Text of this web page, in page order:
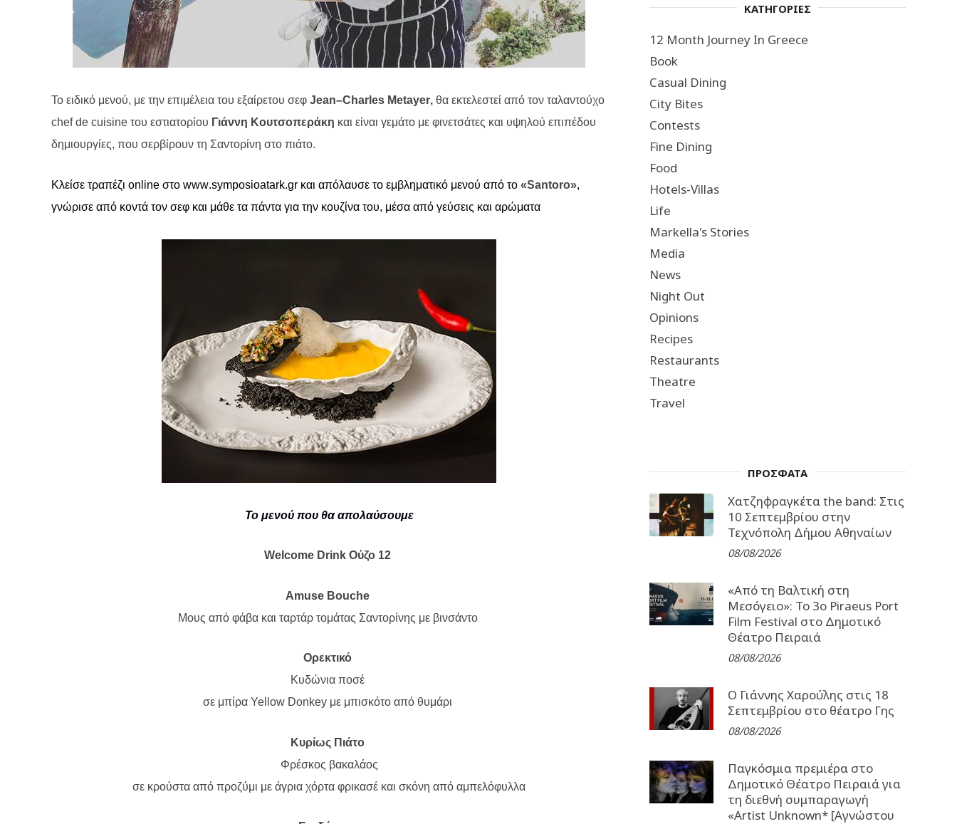
Το ειδικό μενού, με την επιμέλεια του εξαίρετου σεφ Jean–Charles Metayer, θα εκτελεστεί από τον ταλαντούχο
chef de cuisine του εστιατορίου Γιάννη Κουτσοπεράκη και είναι γεμάτο με φινετσάτες και υψηλού επιπέδου
δημιουργίες, που σερβίρουν τη Σαντορίνη στο πιάτο.
Κλείσε τραπέζι online στο www.symposioatark.gr και απόλαυσε το εμβληματικό μενού από το «Santoro»,
γνώρισε από κοντά τον σεφ και μάθε τα πάντα για την κουζίνα του, μέσα από γεύσεις και αρώματα
Το μενού που θα απολαύσουμε
Welcome Drink Ούζο 12
Amuse Bouche
Μους από φάβα και ταρτάρ τομάτας Σαντορίνης με βινσάντο
Ορεκτικό
Κυδώνια ποσέ
σε μπίρα Yellow Donkey με μπισκότο από θυμάρι
Κυρίως Πιάτο
Φρέσκος βακαλάος
σε κρούστα από προζύμι με άγρια χόρτα φρικασέ και σκόνη από αμπελόφυλλα
ΚΑΤΗΓΟΡΙΕΣ
12 Month Journey In Greece
Book
Casual Dining
City Bites
Contests
Fine Dining
Food
Hotels-Villas
Life
Markella's Stories
Media
News
Night Out
Opinions
Recipes
Restaurants
Theatre
Travel
ΠΡΟΣΦΑΤΑ
Χατζηφραγκέτα the band: Στις
10 Σεπτεμβρίου στην
Τεχνόπολη Δήμου Αθηναίων
08/08/2026
«Από τη Βαλτική στη
Μεσόγειο»: Το 3o Piraeus Port
Film Festival στο Δημοτικό
Θέατρο Πειραιά
08/08/2026
Ο Γιάννης Χαρούλης στις 18
Σεπτεμβρίου στο θέατρο Γης
08/08/2026
Παγκόσμια πρεμιέρα στο
Δημοτικό Θέατρο Πειραιά για
τη διεθνή συμπαραγωγή
«Artist Unknown* [Αγνώστου